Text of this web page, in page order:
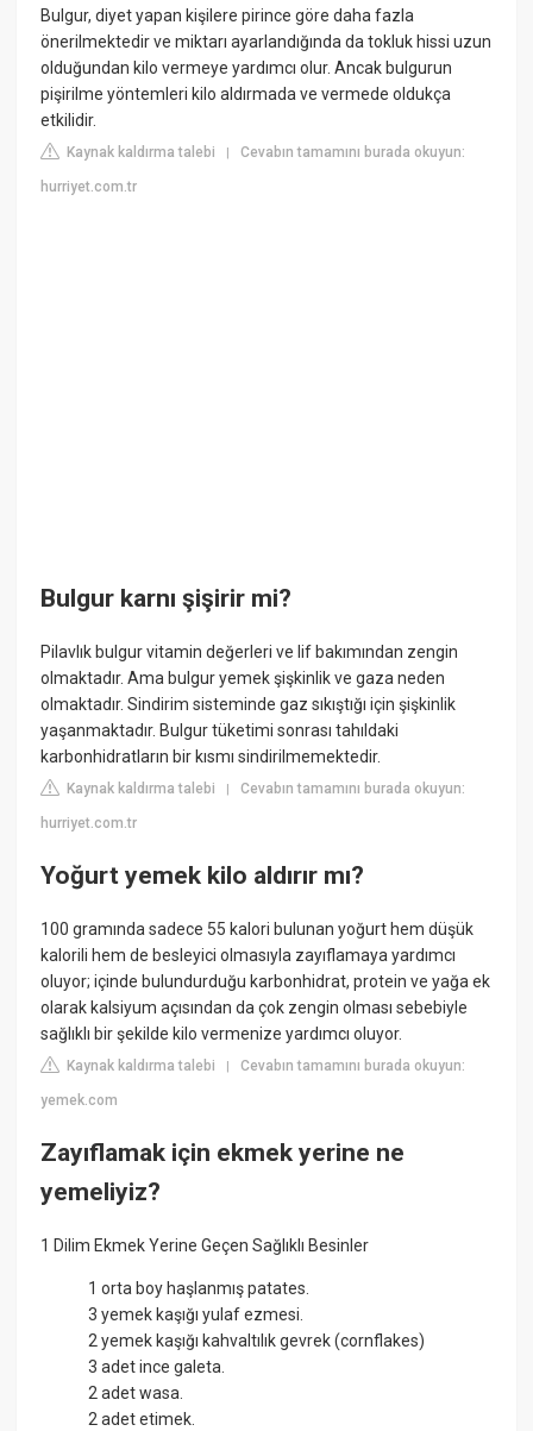
Bulgur, diyet yapan kişilere pirince göre daha fazla
önerilmektedir ve miktarı ayarlandığında da tokluk hissi uzun
olduğundan kilo vermeye yardımcı olur. Ancak bulgurun
pişirilme yöntemleri kilo aldırmada ve vermede oldukça
etkilidir.
Kaynak kaldırma talebi |Cevabın tamamını burada okuyun:
hurriyet.com.tr
Bulgur karnı şişirir mi?
Pilavlık bulgur vitamin değerleri ve lif bakımından zengin
olmaktadır. Ama bulgur yemek şişkinlik ve gaza neden
olmaktadır. Sindirim sisteminde gaz sıkıştığı için şişkinlik
yaşanmaktadır. Bulgur tüketimi sonrası tahıldaki
karbonhidratların bir kısmı sindirilmemektedir.
Kaynak kaldırma talebi |Cevabın tamamını burada okuyun:
hurriyet.com.tr
Yoğurt yemek kilo aldırır mı?
100 gramında sadece 55 kalori bulunan yoğurt hem düşük
kalorili hem de besleyici olmasıyla zayıflamaya yardımcı
oluyor; içinde bulundurduğu karbonhidrat, protein ve yağa ek
olarak kalsiyum açısından da çok zengin olması sebebiyle
sağlıklı bir şekilde kilo vermenize yardımcı oluyor.
Kaynak kaldırma talebi |Cevabın tamamını burada okuyun:
yemek.com
Zayıflamak için ekmek yerine ne
yemeliyiz?
1 Dilim Ekmek Yerine Geçen Sağlıklı Besinler
1 orta boy haşlanmış patates.
3 yemek kaşığı yulaf ezmesi.
2 yemek kaşığı kahvaltılık gevrek (cornflakes)
3 adet ince galeta.
2 adet wasa.
2 adet etimek.